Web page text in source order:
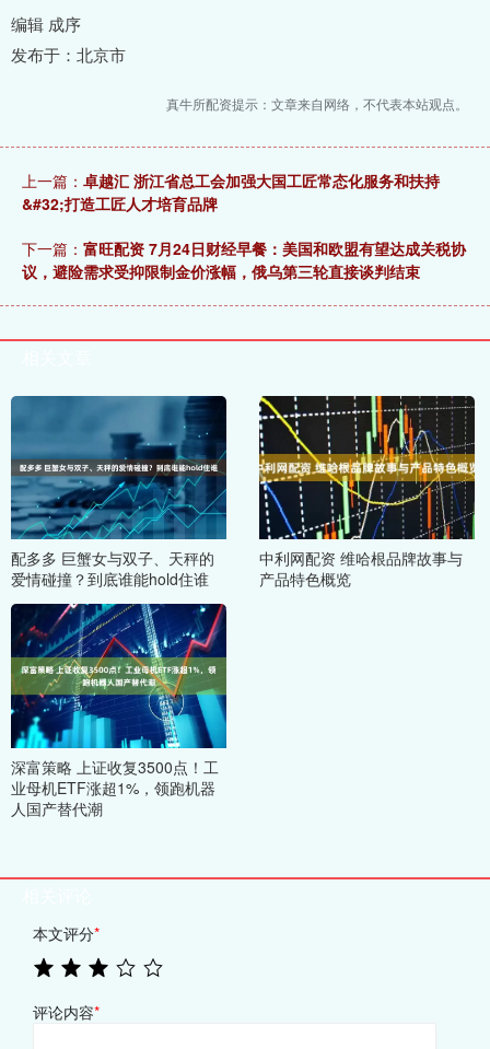
编辑 成序
发布于：北京市
真牛所配资提示：文章来自网络，不代表本站观点。
上一篇： 卓越汇 浙江省总工会加强大国工匠常态化服务和扶持
&#32;打造工匠人才培育品牌
下一篇： 富旺配资 7月24日财经早餐：美国和欧盟有望达成关税协
议，避险需求受抑限制金价涨幅，俄乌第三轮直接谈判结束
配多多 巨蟹女与双子、天秤的
爱情碰撞？到底谁能hold住谁
中利网配资 维哈根品牌故事与
产品特色概览
深富策略 上证收复3500点！工
业母机ETF涨超1%，领跑机器
人国产替代潮
本文评分*
评论内容*